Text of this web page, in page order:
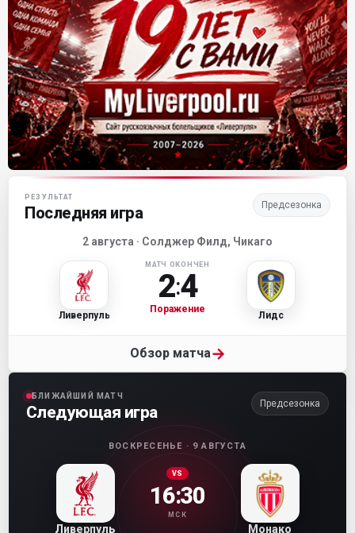
Матч-центр «Ливерпуля»
РЕЗУЛЬТАТ
Последняя игра Предсезонка
2 августа · Солджер Филд, Чикаго
Ливерпуль
МАТЧ ОКОНЧЕН
2:4
Поражение
Лидс
Обзор матча→
БЛИЖАЙШИЙ МАТЧ
Следующая игра Предсезонка
ВОСКРЕСЕНЬЕ · 9 АВГУСТА
Ливерпуль
VS
16:30
МСК
Монако